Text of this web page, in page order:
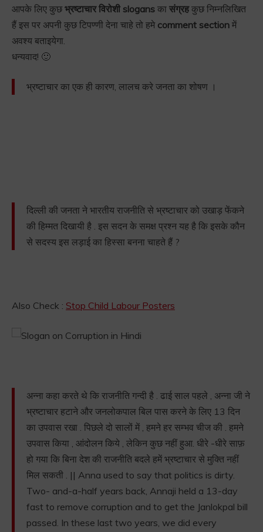
आपके लिए कुछ भ्रष्टाचार विरोशी slogans का संग्रहकुछ निम्नलिखित
हैं इस पर अपनी कुछ टिपण्णी देना चाहे तो हमे comment section में
अवश्य बताइयेगा.
धन्यवाद! 🙂
भ्रष्टाचार का एक ही कारण, लालच करे जनता का शोषण ।
दिल्ली की जनता ने भारतीय राजनीति से भ्रष्टाचार को उखाड़ फेंकने
की हिम्मत दिखायी है . इस सदन के समक्ष प्रश्न यह है कि इसके कौन
से सदस्य इस लड़ाई का हिस्सा बनना चाहते हैं ?
Also Check : Stop Child Labour Posters
अन्ना कहा करते थे कि राजनीति गन्दी है . ढाई साल पहले , अन्ना जी ने
भ्रष्टाचार हटाने और जनलोकपाल बिल पास करने के लिए 13 दिन
का उपवास रखा . पिछले दो सालों में , हमने हर सम्भव चीज की . हमने
उपवास किया , आंदोलन किये , लेकिन कुछ नहीं हुआ. धीरे -धीरे साफ़
हो गया कि बिना देश की राजनीति बदले हमें भ्रष्टाचार से मुक्ति नहीं
मिल सकती . || Anna used to say that politics is dirty.
Two- and-a-half years back, Annaji held a 13-day
fast to remove corruption and to get the Janlokpal bill
passed. In these last two years, we did every